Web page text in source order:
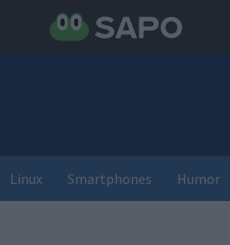
Linux Smartphones Humor